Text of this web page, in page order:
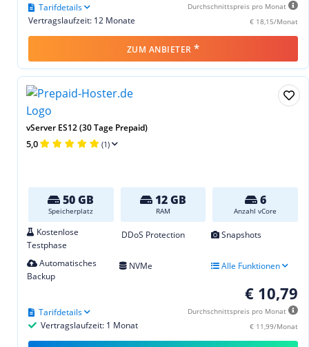
Durchschnittspreis pro Monat
€ 18,15/Monat
Vertragslaufzeit: 12 Monate
Tarifdetails
ZUM ANBIETER *
vServer ES12 (30 Tage Prepaid)
5,0 (1)
50 GB
Speicherplatz
12 GB
RAM
6
Anzahl vCore
Kostenlose
Testphase
DDoS Protection Snapshots
Automatisches
Backup
NVMe Alle Funktionen
€ 10,79
Durchschnittspreis pro Monat
€ 11,99/Monat
Vertragslaufzeit: 1 Monat
Tarifdetails